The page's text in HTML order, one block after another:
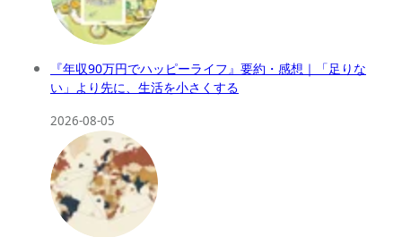
『年収90万円でハッピーライフ』要約・感想｜「足りな
い」より先に、生活を小さくする
2026-08-05